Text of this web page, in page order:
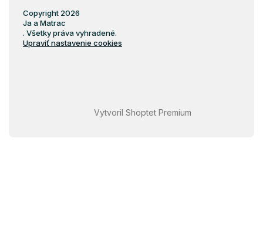
Vytvoril Shoptet Premium
Copyright 2026
Ja a Matrac
. Všetky práva vyhradené.
Upraviť nastavenie cookies